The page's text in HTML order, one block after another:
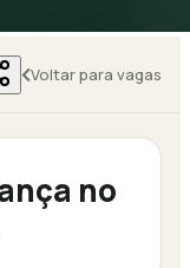
Voltar para vagas
no